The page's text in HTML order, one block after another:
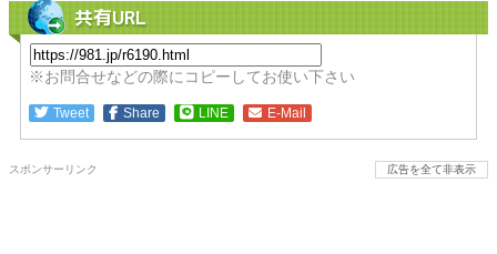
共有URL
※お問合せなどの際にコピーしてお使い下さい
Tweet Share LINE E-Mail
スポンサーリンク 広告を全て非表示